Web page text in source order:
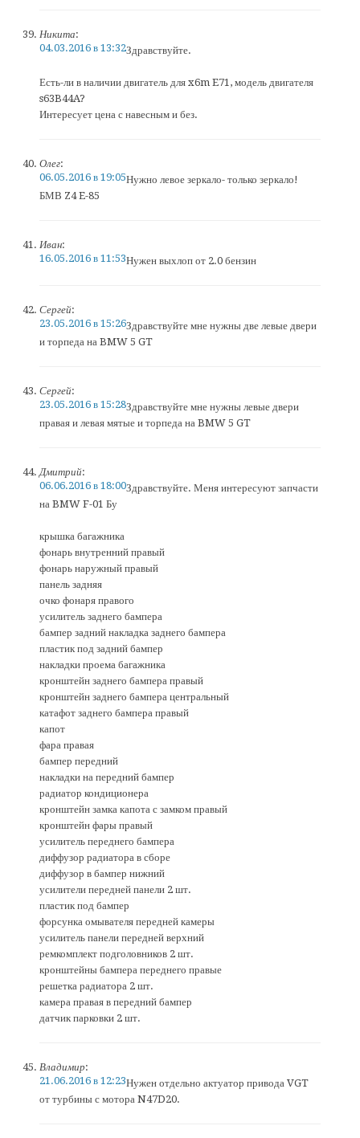
Никита:
04.03.2016 в 13:32Здравствуйте.
Есть-ли в наличии двигатель для x6m E71, модель двигателя
s63B44A?
Интересует цена с навесным и без.
Олег:
06.05.2016 в 19:05Нужно левое зеркало- только зеркало!
БМВ Z4 E-85
Иван:
16.05.2016 в 11:53Нужен выхлоп от 2.0 бензин
Сергей:
23.05.2016 в 15:26Здравствуйте мне нужны две левые двери
и торпеда на BMW 5 GT
Сергей:
23.05.2016 в 15:28Здравствуйте мне нужны левые двери
правая и левая мятые и торпеда на BMW 5 GT
Дмитрий:
06.06.2016 в 18:00Здравствуйте. Меня интересуют запчасти
на BMW F-01 Бу
крышка багажника
фонарь внутренний правый
фонарь наружный правый
панель задняя
очко фонаря правого
усилитель заднего бампера
бампер задний накладка заднего бампера
пластик под задний бампер
накладки проема багажника
кронштейн заднего бампера правый
кронштейн заднего бампера центральный
катафот заднего бампера правый
капот
фара правая
бампер передний
накладки на передний бампер
радиатор кондиционера
кронштейн замка капота с замком правый
кронштейн фары правый
усилитель переднего бампера
диффузор радиатора в сборе
диффузор в бампер нижний
усилители передней панели 2 шт.
пластик под бампер
форсунка омывателя передней камеры
усилитель панели передней верхний
ремкомплект подголовников 2 шт.
кронштейны бампера переднего правые
решетка радиатора 2 шт.
камера правая в передний бампер
датчик парковки 2 шт.
Владимир:
21.06.2016 в 12:23Нужен отдельно актуатор привода VGT
от турбины с мотора N47D20.